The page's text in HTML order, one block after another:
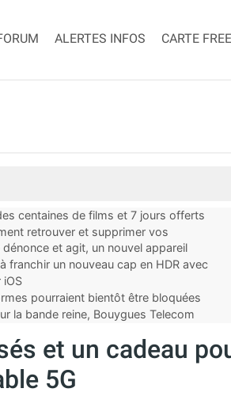
ALERTES INFOS CARTE FREE
centaines de films et 7 jours offerts
retrouver et supprimer vos
et agit, un nouvel appareil
franchir un nouveau cap en HDR avec
iOS
pourraient bientôt être bloquées
la bande reine, Bouygues Telecom
et un cadeau
5G